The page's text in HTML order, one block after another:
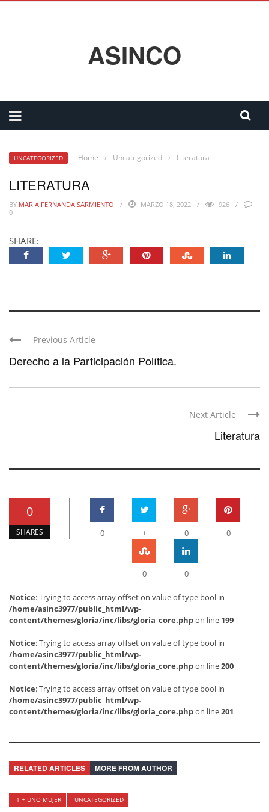
ASINCO
UNCATEGORIZED Home › Uncategorized › Literatura
LITERATURA
BY MARIA FERNANDA SARMIENTO MARZO 18, 2022
926
0
SHARE:
Previous Article
Derecho a la Participación Política.
Next Article
Literatura
0
SHARES 0 + 0 0
0 0
Notice: Trying to access array offset on value of type bool in
/home/asinc3977/public_html/wp-
content/themes/gloria/inc/libs/gloria_core.phpon line 199
Notice: Trying to access array offset on value of type bool in
/home/asinc3977/public_html/wp-
content/themes/gloria/inc/libs/gloria_core.phpon line200
Notice: Trying to access array offset on value of type bool in
/home/asinc3977/public_html/wp-
content/themes/gloria/inc/libs/gloria_core.phpon line201
RELATED ARTICLES MORE FROM AUTHOR
1 + UNO MUJER UNCATEGORIZED